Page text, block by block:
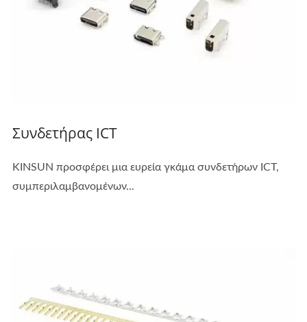
Συνδετήρας ICT
KINSUN προσφέρει μια ευρεία γκάμα συνδετήρων ICT,
συμπεριλαμβανομένων...